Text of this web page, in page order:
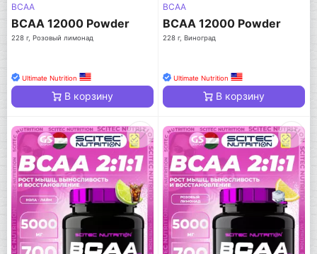
BCAA
BCAA 12000 Powder
228 г, Розовый лимонад
Ultimate Nutrition
В корзину
BCAA
BCAA 12000 Powder
228 г, Виноград
Ultimate Nutrition
В корзину